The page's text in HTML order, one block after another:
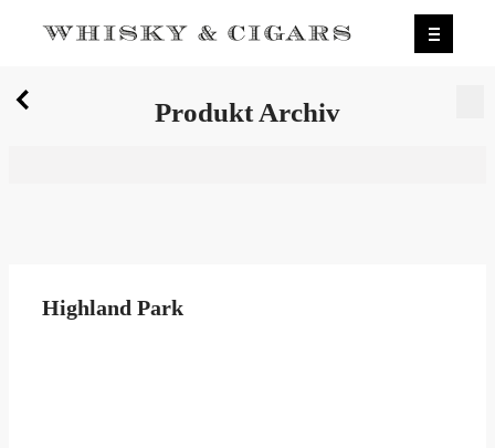
Wir wurden zum besten Whiskyshop Deutschlands
Produkt Archiv
Highland Park